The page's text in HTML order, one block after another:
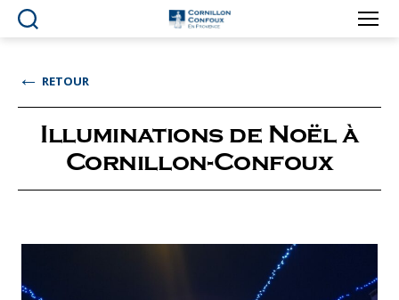
Ville
en
Provence
← RETOUR
Illuminations de Noël à
Cornillon-Confoux